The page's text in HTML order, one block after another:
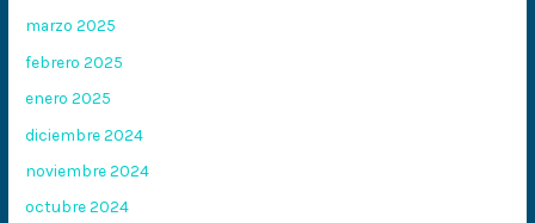
marzo 2025
febrero 2025
enero 2025
diciembre 2024
noviembre 2024
octubre 2024